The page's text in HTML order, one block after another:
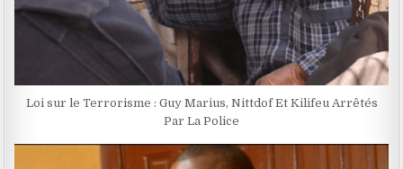
Loi sur le Terrorisme : Guy Marius, Nittdof Et Kilifeu Arrêtés
Par La Police